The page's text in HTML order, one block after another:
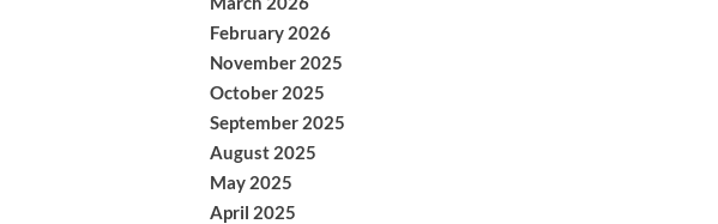
February 2026
November 2025
October 2025
September 2025
August 2025
May 2025
April 2025